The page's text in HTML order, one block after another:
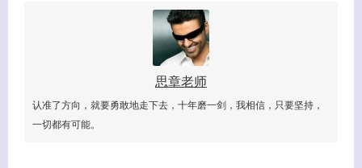
思章老师
认准了方向，就要勇敢地走下去，十年磨一剑，我相信，只要坚持，
一切都有可能。